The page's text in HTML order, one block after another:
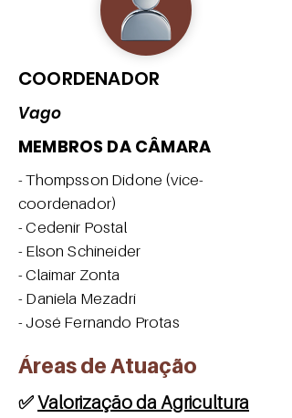
COORDENADOR
Vago
MEMBROS DA CÂMARA
- Thompsson Didone (vice-
coordenador)
- Cedenir Postal
- Elson Schineider
- Claimar Zonta
- Daniela Mezadri
- José Fernando Protas
Áreas de Atuação
✅Valorização da Agricultura